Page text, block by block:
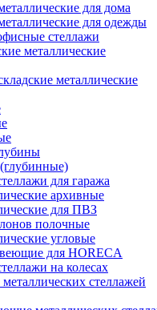
для дома
для одежды
стеллажи
металлические
металлические
для гаража
архивные
для ПВЗ
полочные
угловые
для HORECA
на колесах
стеллажей